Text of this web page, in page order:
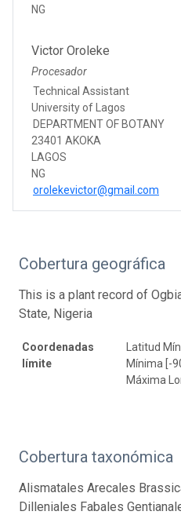
NG
Victor Oroleke
Procesador
Technical Assistant
University of Lagos
DEPARTMENT OF BOTANY
23401 AKOKA
LAGOS
NG
orolekevictor@gmail.com
Cobertura geográfica
This is a plant record of
State, Nigeria
Coordenadas
límite
Latitud
Mínima [-
Máxima
Cobertura taxonómica
Alismatales Arecales
Dilleniales Fabales